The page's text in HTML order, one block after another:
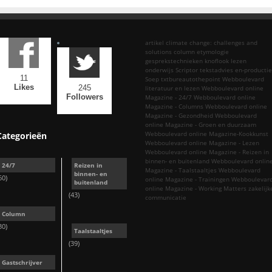
11
Likes
245
Followers
24/7
Column
Gastschrijver
Reizen in
binnen- en
buitenland
(43)
Taalstaaltjes
(39)
artikel climate change: challenges and
solutions column etymologie
gesprekstechnieken knoflook lezen
onderwijs Scriptor tekstadvies en-productie
Soep txtbureautothepoint Webboulevard
literatuur en lezen Webboulevard online
Magazine - 24/7 Webboulevard online
Magazine - Columns Webboulevard online
Magazine - Gezondheid Webboulevard
online Magazine - Groen en duurzaam
Webboulevard online Magazine-Kookkunst
Webboulevard online Magazine - Lezen
Webboulevard online Magazine - Reizen in
binnen- en buitenland Webboulevard online
Magazine - Taalstaaltjes Webboulevard
online Magazine - Trainingen Webboulevard
online Magazine - Working Matters
communicatie